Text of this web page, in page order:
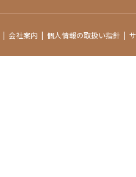
会社案内 個人情報の取扱い指針